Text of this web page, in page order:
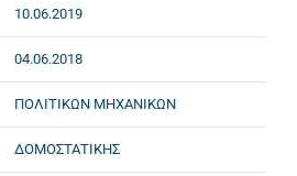
10.06.2019
04.06.2018
ΠΟΛΙΤΙΚΩΝ ΜΗΧΑΝΙΚΩΝ
ΔΟΜΟΣΤΑΤΙΚΗΣ